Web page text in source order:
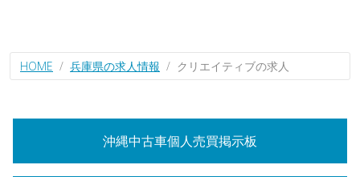
HOME 兵庫県の求人情報 クリエイティブの求人
沖縄中古車個人売買掲示板